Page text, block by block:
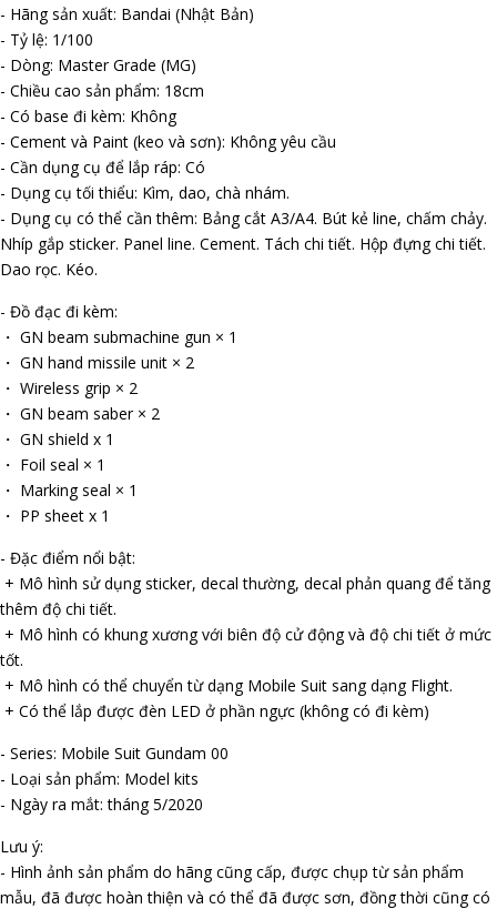
- Hãng sản xuất: Bandai (Nhật Bản)
- Tỷ lệ: 1/100
- Dòng: Master Grade (MG)
- Chiều cao sản phẩm: 18cm
- Có base đi kèm: Không
- Cement và Paint (keo và sơn): Không yêu cầu
- Cần dụng cụ để lắp ráp: Có
- Dụng cụ tối thiểu: Kìm, dao, chà nhám.
- Dụng cụ có thể cần thêm: Bảng cắt A3/A4. Bút kẻ line, chấm chảy.
Nhíp gắp sticker. Panel line. Cement. Tách chi tiết. Hộp đựng chi tiết.
Dao rọc. Kéo.
- Đồ đạc đi kèm:
・ GN beam submachine gun × 1
・ GN hand missile unit × 2
・ Wireless grip × 2
・ GN beam saber × 2
・ GN shield x 1
・ Foil seal × 1
・ Marking seal × 1
・ PP sheet x 1
- Đặc điểm nổi bật:
+ Mô hình sử dụng sticker, decal thường, decal phản quang để tăng
thêm độ chi tiết.
+ Mô hình có khung xương với biên độ cử động và độ chi tiết ở mức
tốt.
+ Mô hình có thể chuyển từ dạng Mobile Suit sang dạng Flight.
+ Có thể lắp được đèn LED ở phần ngực (không có đi kèm)
- Series: Mobile Suit Gundam 00
- Loại sản phẩm: Model kits
- Ngày ra mắt: tháng 5/2020
Lưu ý:
- Hình ảnh sản phẩm do hãng cũng cấp, được chụp từ sản phẩm
mẫu, đã được hoàn thiện và có thể đã được sơn, đồng thời cũng có